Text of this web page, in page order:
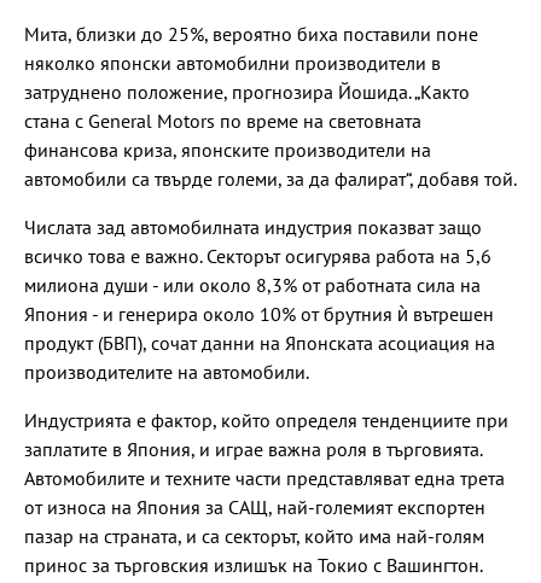
Мита, близки до 25%, вероятно биха поставили поне
няколко японски автомобилни производители в
затруднено положение, прогнозира Йошида. „Както
стана с General Motors по време на световната
финансова криза, японските производители на
автомобили са твърде големи, за да фалират“, добавя той.
Числата зад автомобилната индустрия показват защо
всичко това е важно. Секторът осигурява работа на 5,6
милиона души - или около 8,3% от работната сила на
Япония - и генерира около 10% от брутния ѝ вътрешен
продукт (БВП), сочат данни на Японската асоциация на
производителите на автомобили.
Индустрията е фактор, който определя тенденциите при
заплатите в Япония, и играе важна роля в търговията.
Автомобилите и техните части представляват една трета
от износа на Япония за САЩ, най-големият експортен
пазар на страната, и са секторът, който има най-голям
принос за търговския излишък на Токио с Вашингтон.